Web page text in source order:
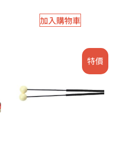
加入購物車
特價